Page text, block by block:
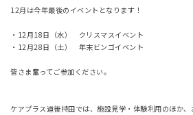
12月は今年最後のイベントとなります！
・12月18日（水） クリスマスイベント
・12月28日（土） 年末ビンゴイベント
皆さま奮ってご参加ください。
ケアプラス道後持田では、施設見学・体験利用のほか